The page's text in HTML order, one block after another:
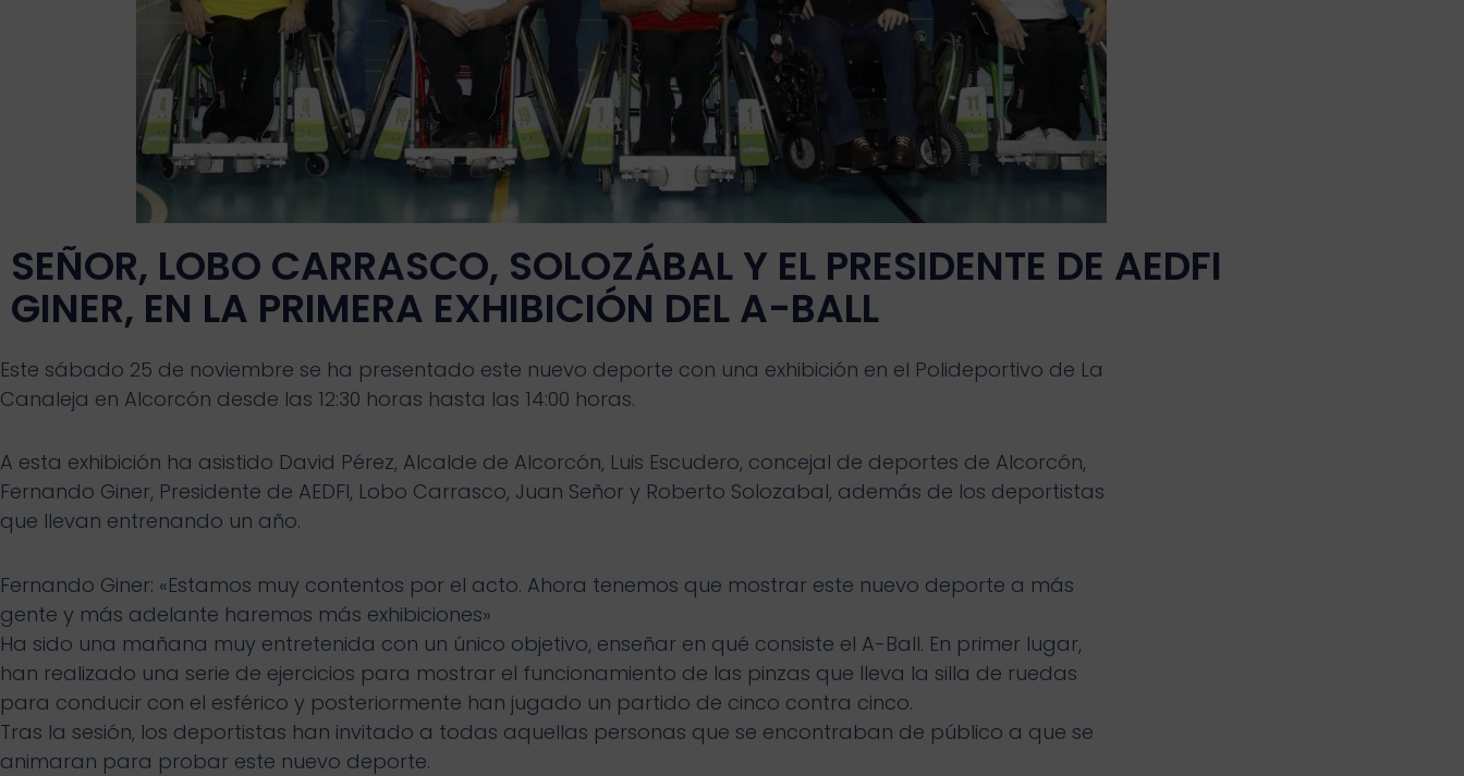
SEÑOR, LOBO CARRASCO, SOLOZÁBAL Y EL PRESIDENTE DE AEDFI
GINER, EN LA PRIMERA EXHIBICIÓN DEL A-BALL
Este sábado 25 de noviembre se ha presentado este nuevo deporte con una exhibición en el Polideportivo de La
Canaleja en Alcorcón desde las 12:30 horas hasta las 14:00 horas.
A esta exhibición ha asistido David Pérez, Alcalde de Alcorcón, Luis Escudero, concejal de deportes de Alcorcón,
Fernando Giner, Presidente de AEDFI, Lobo Carrasco, Juan Señor y Roberto Solozabal, además de los deportistas
que llevan entrenando un año.
Fernando Giner: «Estamos muy contentos por el acto. Ahora tenemos que mostrar este nuevo deporte a más
gente y más adelante haremos más exhibiciones»
Ha sido una mañana muy entretenida con un único objetivo, enseñar en qué consiste el A-Ball. En primer lugar,
han realizado una serie de ejercicios para mostrar el funcionamiento de las pinzas que lleva la silla de ruedas
para conducir con el esférico y posteriormente han jugado un partido de cinco contra cinco.
Tras la sesión, los deportistas han invitado a todas aquellas personas que se encontraban de público a que se
animaran para probar este nuevo deporte.